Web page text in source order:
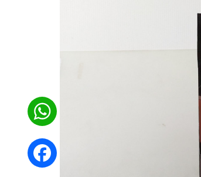
WhatsApp